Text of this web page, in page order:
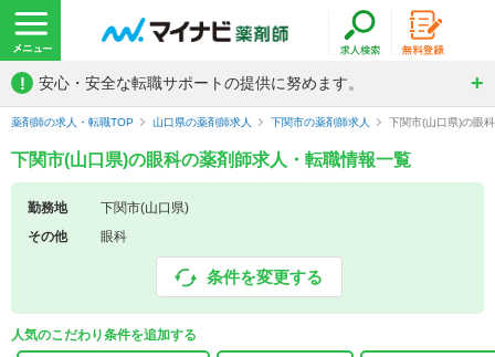
! 安心・安全な転職サポートの提供に努めます。
薬剤師の求人・転職TOP 山口県の薬剤師求人 下関市の薬剤師求人 下関市(山口県)の眼
下関市(山口県)の眼科の薬剤師求人・転職情報一覧
勤務地
下関市(山口県)
その他
眼科
条件を変更する
人気のこだわり条件を追加する